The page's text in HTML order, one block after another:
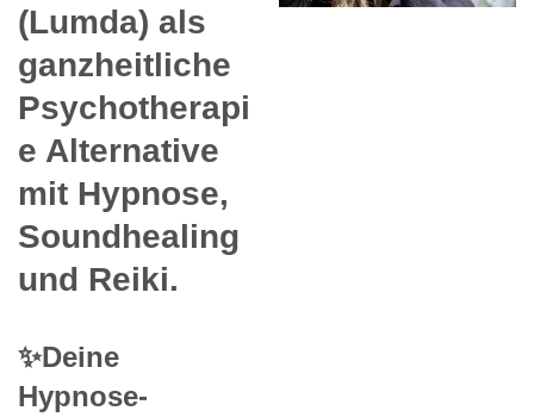
(Lumda) als
ganzheitliche
Psychotherapi
e Alternative
mit Hypnose,
Soundhealing
und Reiki.
✨Deine
Hypnose-